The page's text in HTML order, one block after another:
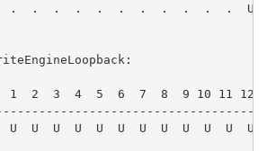
.  .  .  .  .  .  .  .  .  .  .  U
1  2  3  4  5  6  7  8  9 10 11 12
U  U  U  U  U  U  U  U  U  U  U  U